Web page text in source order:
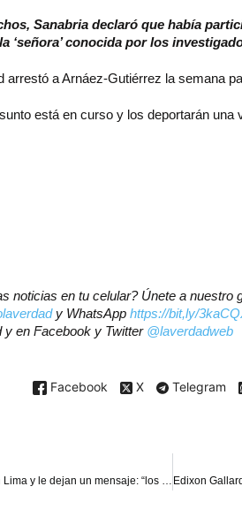
Sanabria declaró que había
‘señora’ conocida por los
a Arnáez-Gutiérrez la semana
está en curso y los deportarán una
noticias en tu celular? Únete a nuestro
y WhatsApp https://bit,ly/
y en Facebook y Twitter @laverdadweb
Facebook X Telegram
Acribillan a venezolano en Lima y le dejan un mensaje: “los mataré a todos”